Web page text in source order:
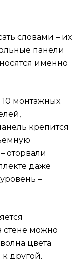
словами – их
панели
именно
10 монтажных
крепится
оторвали
даже
–
стене можно
цвета
к другой,